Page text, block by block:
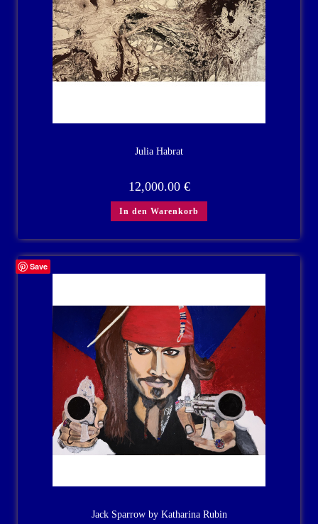
Julia Habrat
12,000.00 €
In den Warenkorb
Save
Jack Sparrow by Katharina Rubin